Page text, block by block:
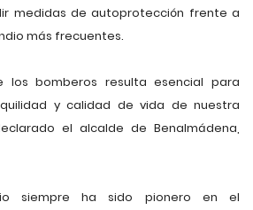
medidas de autoprotección frente a
más frecuentes.
los bomberos resulta esencial para
y calidad de vida de nuestra
el alcalde de Benalmádena,
siempre ha sido pionero en el